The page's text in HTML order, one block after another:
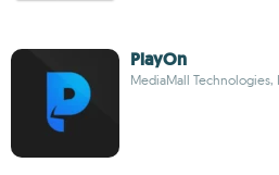
PlayOn
MediaMall Technologies,